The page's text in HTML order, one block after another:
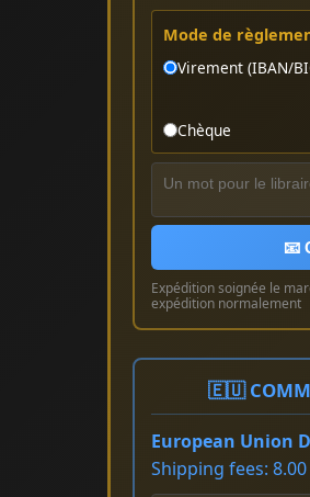
Mode de
Virement (IBAN/
Chèque
📧
Expédition soignée le
expédition normalement
🇪🇺
European Union
Shipping fees: